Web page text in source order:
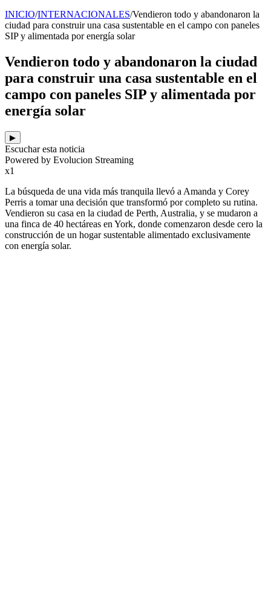
INICIO/INTERNACIONALES/Vendieron todo y abandonaron la
ciudad para construir una casa sustentable en el campo con paneles
SIP y alimentada por energía solar
Vendieron todo y abandonaron la ciudad
para construir una casa sustentable en el
campo con paneles SIP y alimentada por
energía solar
▶
Escuchar esta noticia
Powered by Evolucion Streaming
x1
La búsqueda de una vida más tranquila llevó a Amanda y Corey
Perris a tomar una decisión que transformó por completo su rutina.
Vendieron su casa en la ciudad de Perth, Australia, y se mudaron a
una finca de 40 hectáreas en York, donde comenzaron desde cero la
construcción de un hogar sustentable alimentado exclusivamente
con energía solar.